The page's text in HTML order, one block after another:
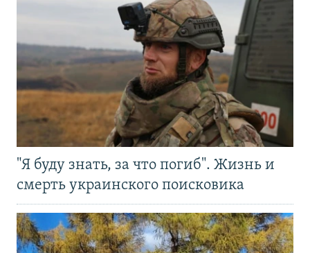
"Я буду знать, за что погиб". Жизнь и
смерть украинского поисковика